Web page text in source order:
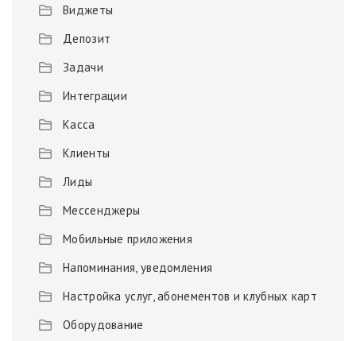
Виджеты
Депозит
Задачи
Интеграции
Касса
Клиенты
Лиды
Мессенджеры
Мобильные приложения
Напоминания, уведомления
Настройка услуг, абонементов и клубных карт
Оборудование